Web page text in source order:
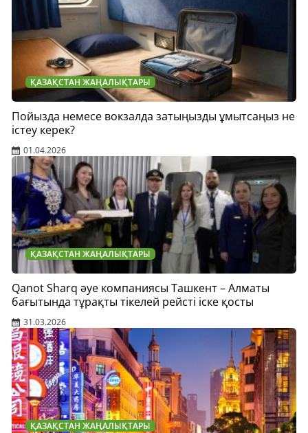
ҚАЗАҚСТАН ЖАҢАЛЫҚТАРЫ
Пойызда немесе вокзалда затыңызды ұмытсаңыз не
істеу керек?
01.04.2026
ҚАЗАҚСТАН ЖАҢАЛЫҚТАРЫ
Qanot Sharq әуе компаниясы Ташкент – Алматы
бағытында тұрақты тікелей рейсті іске қосты
31.03.2026
ҚАЗАҚСТАН ЖАҢАЛЫҚТАРЫ